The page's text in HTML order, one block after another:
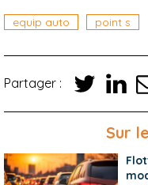
equip auto point s
Partager :
Sur